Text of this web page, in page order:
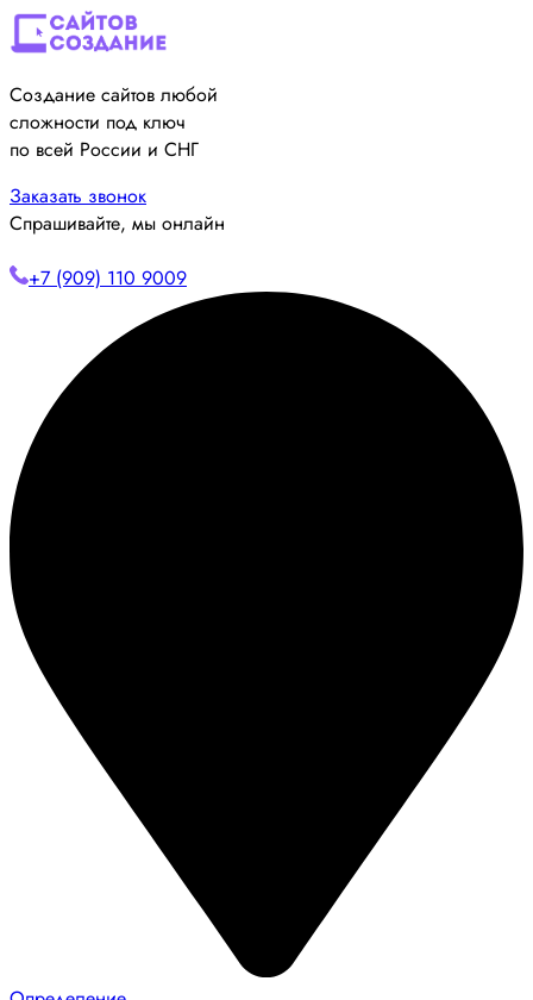
Создание сайтов любой
сложности под ключ
по всей России и СНГ
Заказать звонок
Спрашивайте, мы онлайн
+7 (909) 110 9009